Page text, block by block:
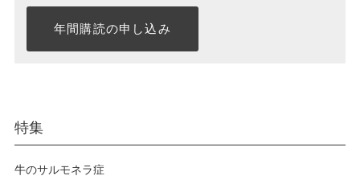
年間購読の申し込み
特集
牛のサルモネラ症